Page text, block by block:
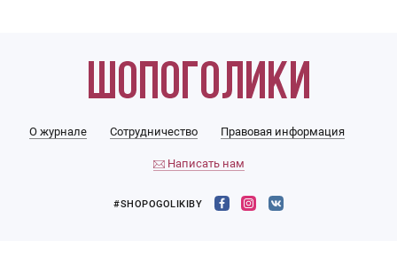
О журнале Сотрудничество Правовая информация
Написать нам
#SHOPOGOLIKIBY